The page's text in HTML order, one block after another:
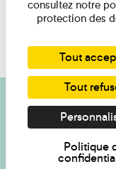
Je
consultez notre
protection des
Tout
Tout
Politique